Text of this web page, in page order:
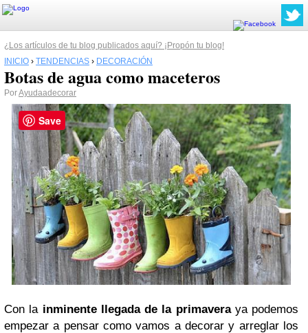
¿Los artículos de tu blog publicados aquí? ¡Propón tu blog!
INICIO › TENDENCIAS › DECORACIÓN
Botas de agua como maceteros
PorAyudaadecorar
Con la inminente llegada de la primaveraya podemos
empezar a pensar como vamos a decorar y arreglar los
Save